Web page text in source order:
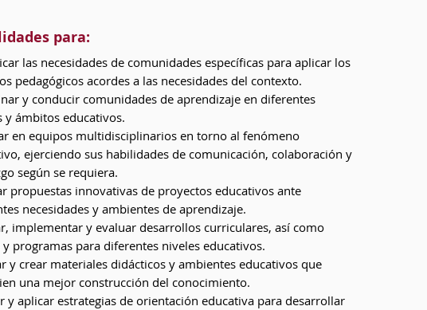
para:
las necesidades de comunidades específicas para aplicar los
pedagógicos acordes a las necesidades del contexto.
y conducir comunidades de aprendizaje en diferentes
y ámbitos educativos.
en equipos multidisciplinarios en torno al fenómeno
ejerciendo sus habilidades de comunicación, colaboración y
según se requiera.
propuestas innovativas de proyectos educativos ante
necesidades y ambientes de aprendizaje.
implementar y evaluar desarrollos curriculares, así como
y programas para diferentes niveles educativos.
y crear materiales didácticos y ambientes educativos que
una mejor construcción del conocimiento.
y aplicar estrategias de orientación educativa para desarrollar